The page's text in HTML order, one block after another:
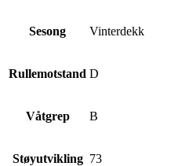
Sesong Vinterdekk
Rullemotstand D
Våtgrep B
Støyutvikling 73